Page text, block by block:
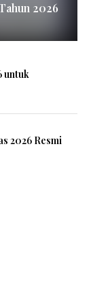
2026
untuk
2026 Resmi